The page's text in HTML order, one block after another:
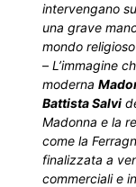
intervengano
una grave
mondo
– L’immagine
moderna
Battista Salvi
Madonna e la
come la
finalizzata a
commerciali e